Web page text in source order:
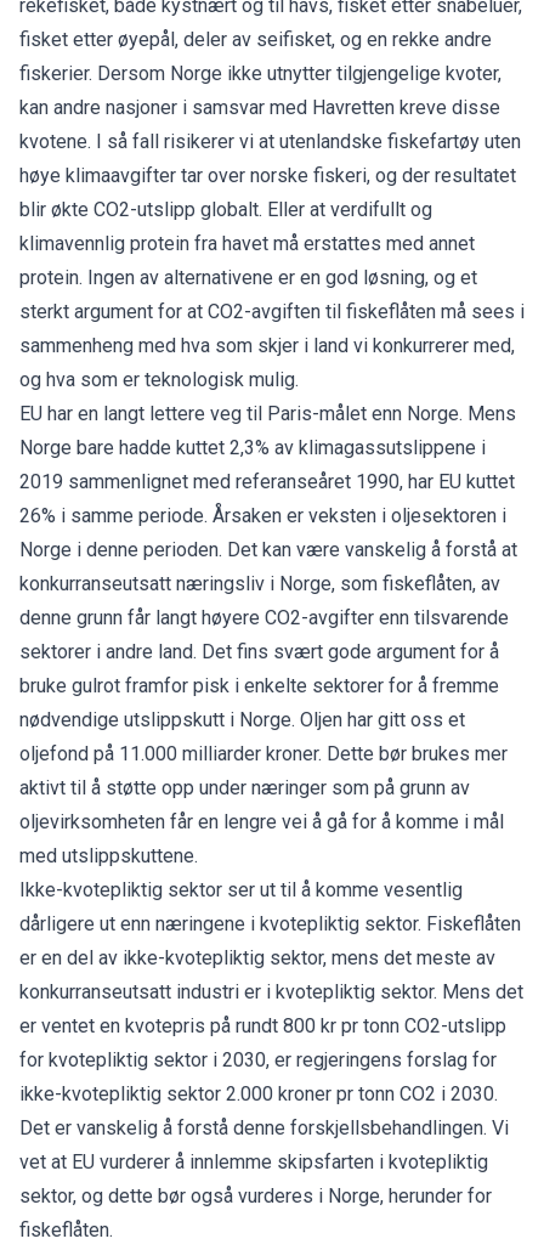
rekefisket, både kystnært og til havs, fisket etter snabeluer,
fisket etter øyepål, deler av seifisket, og en rekke andre
fiskerier. Dersom Norge ikke utnytter tilgjengelige kvoter,
kan andre nasjoner i samsvar med Havretten kreve disse
kvotene. I så fall risikerer vi at utenlandske fiskefartøy uten
høye klimaavgifter tar over norske fiskeri, og der resultatet
blir økte CO2-utslipp globalt. Eller at verdifullt og
klimavennlig protein fra havet må erstattes med annet
protein. Ingen av alternativene er en god løsning, og et
sterkt argument for at CO2-avgiften til fiskeflåten må sees i
sammenheng med hva som skjer i land vi konkurrerer med,
og hva som er teknologisk mulig.
EU har en langt lettere veg til Paris-målet enn Norge. Mens
Norge bare hadde kuttet 2,3% av klimagassutslippene i
2019 sammenlignet med referanseåret 1990, har EU kuttet
26% i samme periode. Årsaken er veksten i oljesektoren i
Norge i denne perioden. Det kan være vanskelig å forstå at
konkurranseutsatt næringsliv i Norge, som fiskeflåten, av
denne grunn får langt høyere CO2-avgifter enn tilsvarende
sektorer i andre land. Det fins svært gode argument for å
bruke gulrot framfor pisk i enkelte sektorer for å fremme
nødvendige utslippskutt i Norge. Oljen har gitt oss et
oljefond på 11.000 milliarder kroner. Dette bør brukes mer
aktivt til å støtte opp under næringer som på grunn av
oljevirksomheten får en lengre vei å gå for å komme i mål
med utslippskuttene.
Ikke-kvotepliktig sektor ser ut til å komme vesentlig
dårligere ut enn næringene i kvotepliktig sektor. Fiskeflåten
er en del av ikke-kvotepliktig sektor, mens det meste av
konkurranseutsatt industri er i kvotepliktig sektor. Mens det
er ventet en kvotepris på rundt 800 kr pr tonn CO2-utslipp
for kvotepliktig sektor i 2030, er regjeringens forslag for
ikke-kvotepliktig sektor 2.000 kroner pr tonn CO2 i 2030.
Det er vanskelig å forstå denne forskjellsbehandlingen. Vi
vet at EU vurderer å innlemme skipsfarten i kvotepliktig
sektor, og dette bør også vurderes i Norge, herunder for
fiskeflåten.